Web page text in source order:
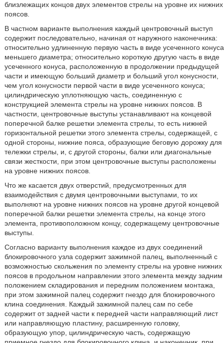
близлежащих концов двух элементов стрелы на уровне их нижних
поясов.
В частном варианте выполнения каждый центровочный выступ
содержит последовательно, начиная от наружного наконечника:
относительно удлиненную первую часть в виде усеченного конуса
меньшего диаметра; относительно короткую другую часть в виде
усеченного конуса, расположенную в продолжении предыдущей
части и имеющую больший диаметр и больший угол конусности,
чем угол конусности первой части в виде усеченного конуса;
цилиндрическую уплотняющую часть, соединенную с
конструкцией элемента стрелы на уровне нижних поясов. В
частности, центровочные выступы устанавливают на концевой
поперечной балке решетки элемента стрелы, то есть нижней
горизонтальной решетки этого элемента стрелы, содержащей, с
одной стороны, нижние пояса, образующие беговую дорожку для
тележки стрелы, и, с другой стороны, балки или диагональные
связи жесткости, при этом центровочные выступы расположены
на уровне нижних поясов.
Что же касается двух отверстий, предусмотренных для
взаимодействия с двумя центровочными выступами, то их
выполняют на уровне нижних поясов на уровне другой концевой
поперечной балки решетки элемента стрелы, на конце этого
элемента, противоположном концу, содержащему центровочные
выступы.
Согласно варианту выполнения каждое из двух соединений
блокировочного узла содержит зажимной палец, выполненный с
возможностью скольжения по элементу стрелы на уровне нижних
поясов в продольном направлении этого элемента между задним
положением складирования и передним положением монтажа,
при этом зажимной палец содержит гнездо для блокировочного
клина соединения. Каждый зажимной палец сам по себе
содержит от задней части к передней части направляющий лист
или направляющую пластину, расширенную головку,
образующую упор, цилиндрическую часть, содержащую